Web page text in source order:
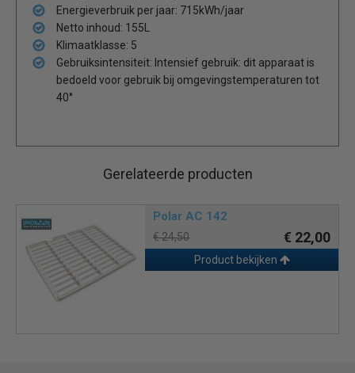
Energieverbruik per jaar: 715kWh/jaar
Netto inhoud: 155L
Klimaatklasse: 5
Gebruiksintensiteit: Intensief gebruik: dit apparaat is
bedoeld voor gebruik bij omgevingstemperaturen tot
40°
Gerelateerde producten
Polar AC 142
€ 24,50 € 22,00
Product bekijken